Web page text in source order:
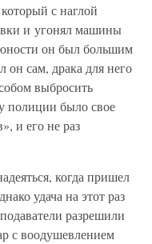
с наглой
и угонял машины
он был большим
он сам, драка для него
выбросить
полиции было свое
и его не раз
когда пришел
удача на этот раз
разрешили
с воодушевлением